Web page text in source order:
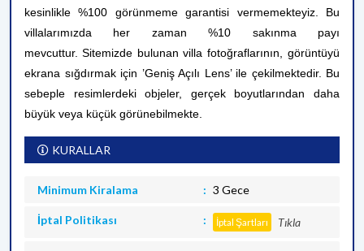
kesinlikle %100 görünmeme garantisi vermemekteyiz. Bu
villalarımızda her zaman %10 sakınma payı
mevcuttur. Sitemizde bulunan villa fotoğraflarının, görüntüyü
ekrana sığdırmak için ’Geniş Açılı Lens’ ile çekilmektedir. Bu
sebeple resimlerdeki objeler, gerçek boyutlarından daha
büyük veya küçük görünebilmekte.
KURALLAR
Minimum Kiralama 3 Gece
İptal Politikası İptal Şartları Tıkla